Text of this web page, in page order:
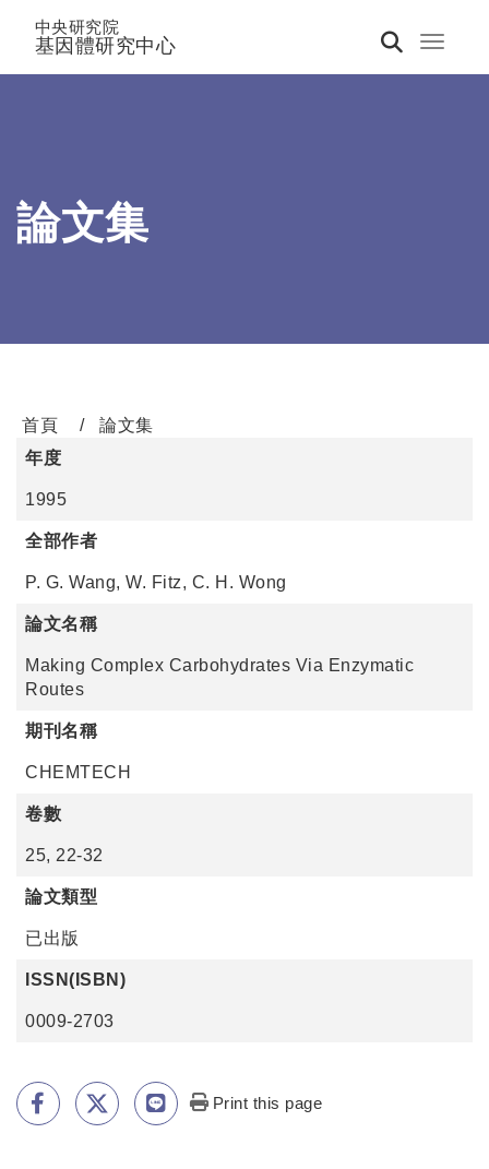
Toggle
中央研究院
基因體研究中心
論文集
首頁
論文集
年度
1995
全部作者
P. G. Wang, W. Fitz, C. H. Wong
論文名稱
Making Complex Carbohydrates Via Enzymatic
Routes
期刊名稱
CHEMTECH
卷數
25, 22-32
論文類型
已出版
ISSN(ISBN)
0009-2703
Print this page